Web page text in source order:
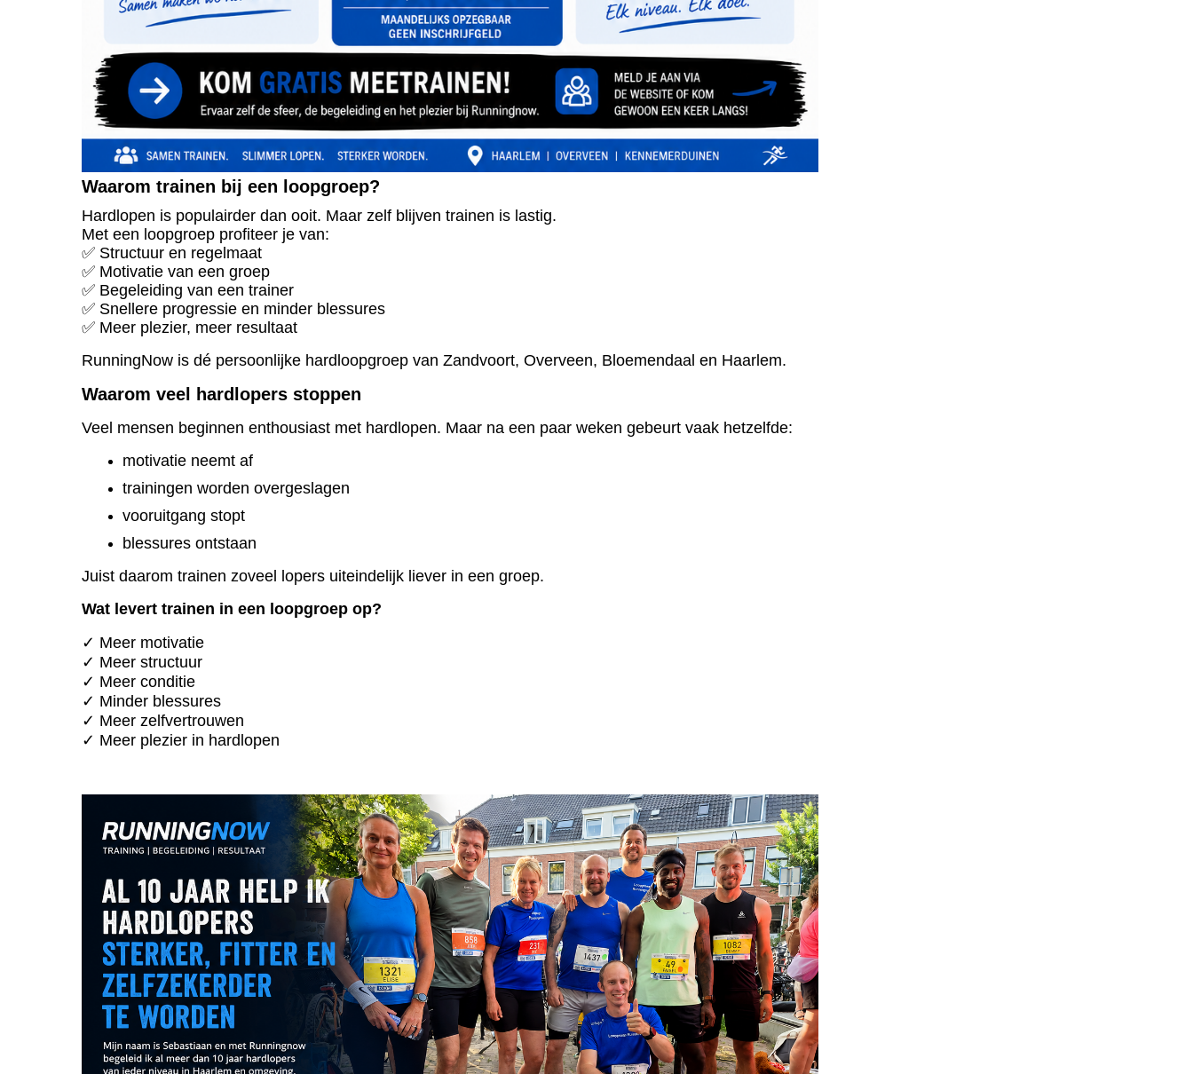
Waarom trainen bij een loopgroep?
Hardlopen is populairder dan ooit. Maar zelf blijven trainen is lastig.
Met een loopgroep profiteer je van:
✅ Structuur en regelmaat
✅ Motivatie van een groep
✅ Begeleiding van een trainer
✅ Snellere progressie en minder blessures
✅ Meer plezier, meer resultaat
RunningNow is dé persoonlijke hardloopgroep van Zandvoort, Overveen, Bloemendaal en Haarlem.
Waarom veel hardlopers stoppen
Veel mensen beginnen enthousiast met hardlopen. Maar na een paar weken gebeurt vaak hetzelfde:
motivatie neemt af
trainingen worden overgeslagen
vooruitgang stopt
blessures ontstaan
Juist daarom trainen zoveel lopers uiteindelijk liever in een groep.
Wat levert trainen in een loopgroep op?
✓ Meer motivatie
✓ Meer structuur
✓ Meer conditie
✓ Minder blessures
✓ Meer zelfvertrouwen
✓ Meer plezier in hardlopen